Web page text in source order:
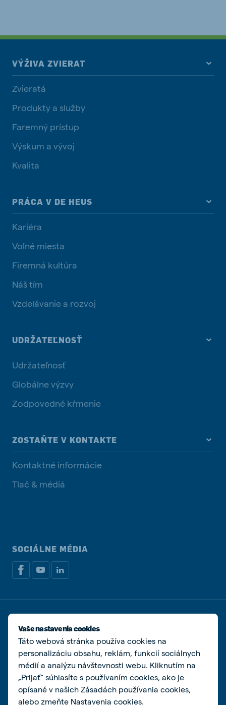
VÝŽIVA ZVIERAT
Zvieratá
Produkty a služby
Faremný prístup
Výskum a vývoj
Kvalita
PRÁCA V DE HEUS
Kariéra
Voľné miesta
Firemná kultúra
Náš tím
Vzdelávanie a rozvoj
UDRŽATEĽNOSŤ
Udržateľnosť
Globálne výzvy
Zodpovedné kŕmenie
ZOSTAŇTE V KONTAKTE
Kontaktné informácie
Tlač & médiá
SOCIÁLNE MÉDIA
Zásady používania súborov cookie
Spravovať súbory cookies
© De Heus s.r.o.
Vaše nastavenia cookies
Táto webová stránka používa cookies na
personalizáciu obsahu, reklám, funkcií sociálnych
médií a analýzu návštevnosti webu. Kliknutím na
„Prijať“ súhlasíte s používaním cookies, ako je
opísané v našich Zásadách používania cookies,
alebo zmeňte Nastavenia cookies.